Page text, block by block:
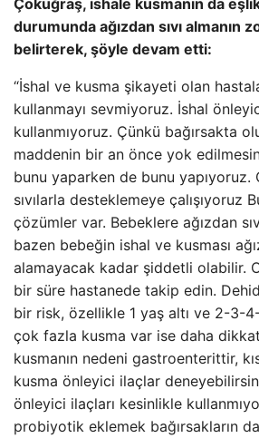
durumunda ağızdan sıvı almanın
belirterek, şöyle devam etti:
“İshal ve kusma şikayeti olan
kullanmayı sevmiyoruz. İshal
kullanmıyoruz. Çünkü bağırsakta
maddenin bir an önce yok
bunu yaparken de bunu yapıyoruz.
sıvılarla desteklemeye çalışıyoruz
çözümler var. Bebeklere ağızdan
bazen bebeğin ishal ve kusması
alamayacak kadar şiddetli olabilir.
bir süre hastanede takip edin.
bir risk, özellikle 1 yaş altı ve 2-3-
çok fazla kusma var ise daha
kusmanın nedeni gastroenterittir,
kusma önleyici ilaçlar
önleyici ilaçları kesinlikle
probiyotik eklemek bağırsakların